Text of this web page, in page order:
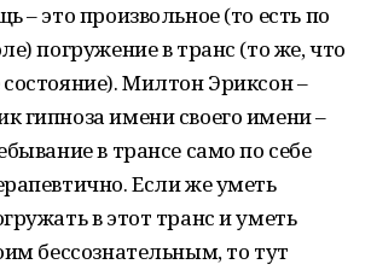
– это произвольное (то есть по
погружение в транс (то же, что
Милтон Эриксон –
гипноза имени своего имени –
в трансе само по себе
Если же уметь
в этот транс и уметь
бессознательным, то тут